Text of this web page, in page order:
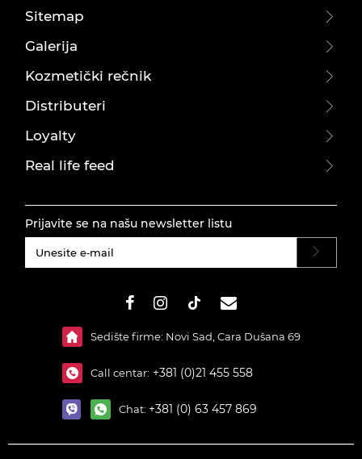
Sitemap
Galerija
Kozmetički rečnik
Distributeri
Loyalty
Real life feed
Prijavite se na našu newsletter listu
Sedište firme: Novi Sad, Cara Dušana 69
Call centar: +381 (0)21 455 558
Chat: +381 (0) 63 457 869